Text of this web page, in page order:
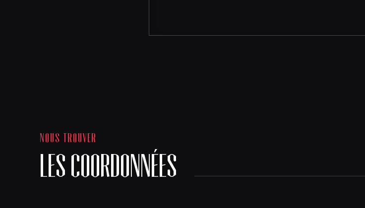
NOUS TROUVER
LES COORDONNÉES